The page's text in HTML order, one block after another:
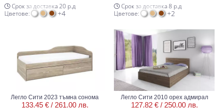
Срок за доставка 20 р.д
Цветове:
+4
Срок за доставка 8 р.д
Цветове:
+2
Легло Сити 2023 тъмна сонома
133.45 € / 261.00 лв.
Легло Сити 2010 орех адмирал
127.82 € / 250.00 лв.